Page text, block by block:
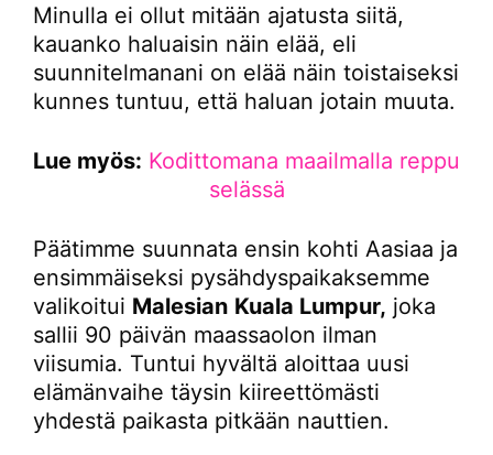
Minulla ei ollut mitään ajatusta siitä,
kauanko haluaisin näin elää, eli
suunnitelmanani on elää näin toistaiseksi
kunnes tuntuu, että haluan jotain muuta.
Lue myös: Kodittomana maailmalla reppu
selässä
Päätimme suunnata ensin kohti Aasiaa ja
ensimmäiseksi pysähdyspaikaksemme
valikoitui Malesian Kuala Lumpur, joka
sallii 90 päivän maassaolon ilman
viisumia. Tuntui hyvältä aloittaa uusi
elämänvaihe täysin kiireettömästi
yhdestä paikasta pitkään nauttien.